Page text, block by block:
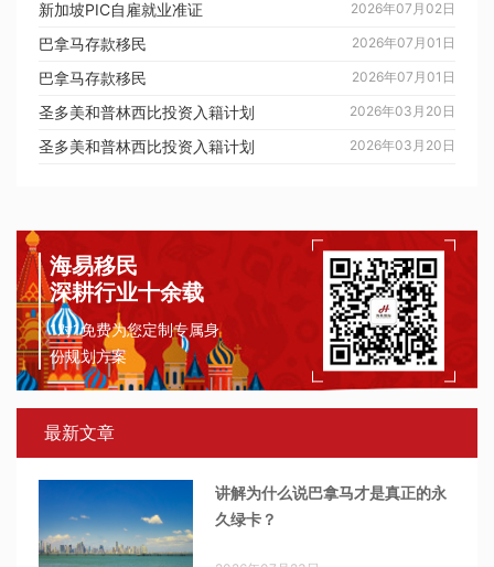
2026年07月02日
新加坡PIC自雇就业准证
2026年07月01日
巴拿马存款移民
2026年07月01日
巴拿马存款移民
2026年03月20日
圣多美和普林西比投资入籍计划
2026年03月20日
圣多美和普林西比投资入籍计划
海易移民
深耕行业十余载
1对1免费为您定制专属身
份规划方案
最新文章
讲解为什么说巴拿马才是真正的永
久绿卡？